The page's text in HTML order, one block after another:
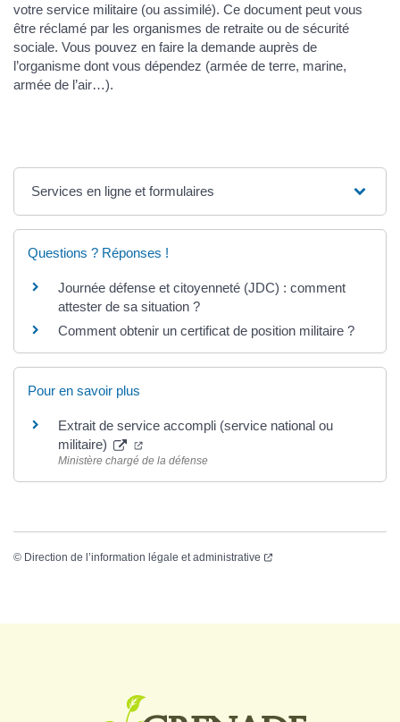
votre service militaire (ou assimilé). Ce document peut vous
être réclamé par les organismes de retraite ou de sécurité
sociale. Vous pouvez en faire la demande auprès de
l’organisme dont vous dépendez (armée de terre, marine,
armée de l’air…).
Services en ligne et formulaires
Questions ? Réponses !
Journée défense et citoyenneté (JDC) : comment
attester de sa situation ?
Comment obtenir un certificat de position militaire ?
Pour en savoir plus
Extrait de service accompli (service national ou
militaire)
Ministère chargé de la défense
© Direction de l’information légale et administrative